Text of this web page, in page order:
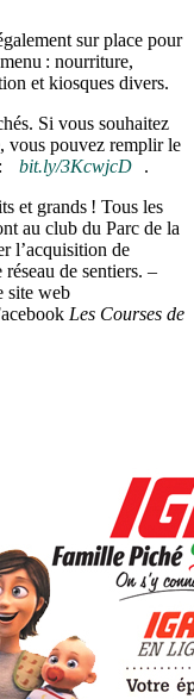
sur place pour
: nourriture,
et kiosques divers.
Si vous souhaitez
vous pouvez remplir le
bit.ly/3KcwjcD
.
et grands ! Tous les
au club du Parc de la
l’acquisition de
de sentiers. –
site web
Les Courses de